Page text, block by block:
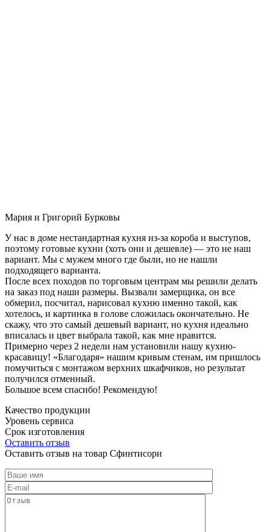
Мария и Григорий Бурковы
У нас в доме нестандартная кухня из-за короба и выступов,
поэтому готовые кухни (хоть они и дешевле) — это не наш
вариант. Мы с мужем много где были, но не нашли
подходящего варианта.
После всех походов по торговым центрам мы решили делать
на заказ под наши размеры. Вызвали замерщика, он все
обмерил, посчитал, нарисовал кухню именно такой, как
хотелось, и картинка в голове сложилась окончательно. Не
скажу, что это самый дешевый вариант, но кухня идеально
вписалась и цвет выбрала такой, как мне нравится.
Примерно через 2 недели нам установили нашу кухню-
красавицу! «Благодаря» нашим кривым стенам, им пришлось
помучиться с монтажом верхних шкафчиков, но результат
получился отменный.
Большое всем спасибо! Рекомендую!
Качество продукции
Уровень сервиса
Срок изготовления
Оставить отзыв
Оставить отзыв на товар Сфинтисори